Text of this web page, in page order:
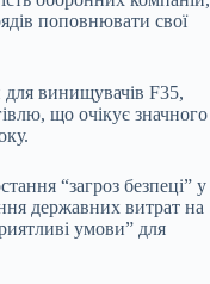
поповнювати свої
винищувачів F35,
що очікує значного
“загроз безпеці” у
державних витрат на
умови” для